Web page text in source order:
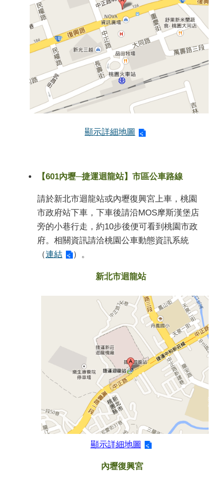
顯示詳細地圖
【601內壢─捷運迴龍站】市區公車路線
請於新北市迴龍站或內壢復興宮上車，桃園
市政府站下車，下車後請沿MOS摩斯漢堡店
旁的小巷行走，約10步後便可看到桃園市政
府。相關資訊請洽桃園公車動態資訊系統
（連結 ）。
新北市迴龍站
顯示詳細地圖
內壢復興宮